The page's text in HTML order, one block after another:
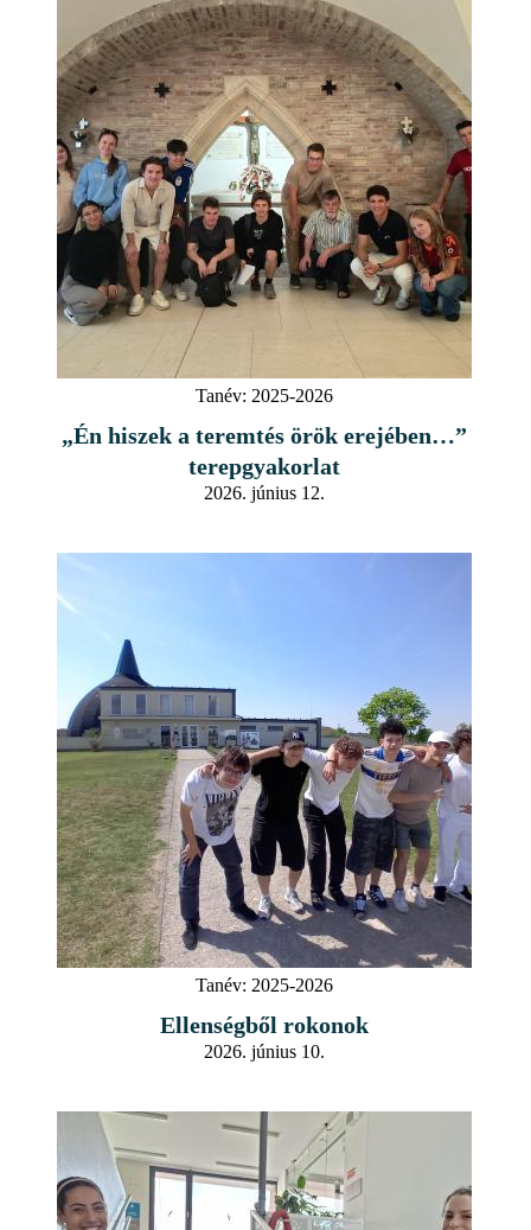
Tanév: 2025-2026
„Én hiszek a teremtés örök erejében…”
terepgyakorlat
2026. június 12.
Tanév: 2025-2026
Ellenségből rokonok
2026. június 10.